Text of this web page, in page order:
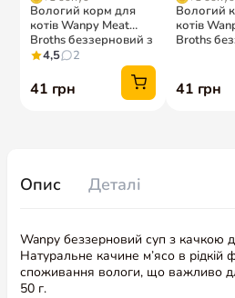
Опис Деталі
Wanpy беззерновий суп з качкою
Натуральне качине м’ясо в рідкій
споживання вологи, що важливо
50 г.